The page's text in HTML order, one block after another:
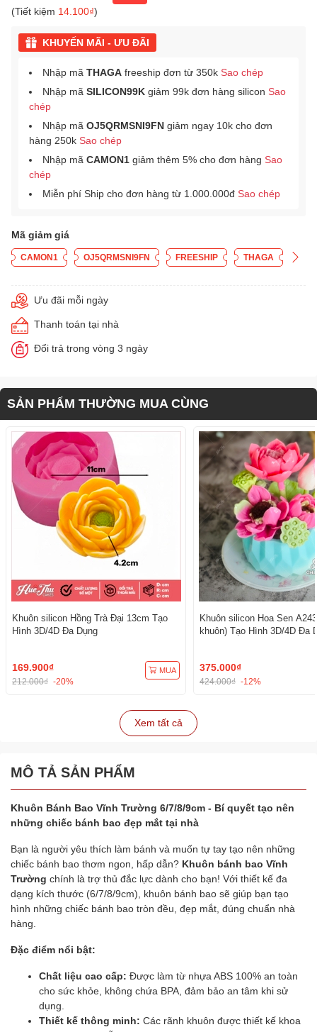
(Tiết kiệm 14.100₫)
KHUYẾN MÃI - ƯU ĐÃI
Nhập mã THAGA freeship đơn từ 350k Sao chép
Nhập mã SILICON99K giảm 99k đơn hàng silicon Sao
chép
Nhập mã OJ5QRMSNI9FN giảm ngay 10k cho đơn
hàng 250k Sao chép
Nhập mã CAMON1 giảm thêm 5% cho đơn hàng Sao
chép
Miễn phí Ship cho đơn hàng từ 1.000.000đ Sao chép
Mã giảm giá
CAMON1 OJ5QRMSNI9FN FREESHIP THAGA
Ưu đãi mỗi ngày
Thanh toán tại nhà
Đổi trả trong vòng 3 ngày
SẢN PHẨM THƯỜNG MUA CÙNG
Khuôn silicon Hồng Trà Đại 13cm Tạo
Hình 3D/4D Đa Dụng
169.900₫
212.000₫ -20%
MUA
Khuôn silicon Hoa Sen
khuôn) Tạo Hình 3D/4D Đa
375.000₫
424.000₫ -12%
Xem tất cả
MÔ TẢ SẢN PHẨM
Khuôn Bánh Bao Vĩnh Trường 6/7/8/9cm - Bí quyết tạo nên
những chiếc bánh bao đẹp mắt tại nhà
Bạn là người yêu thích làm bánh và muốn tự tay tạo nên những
chiếc bánh bao thơm ngon, hấp dẫn? Khuôn bánh bao Vĩnh
Trường chính là trợ thủ đắc lực dành cho bạn! Với thiết kế đa
dạng kích thước (6/7/8/9cm), khuôn bánh bao sẽ giúp bạn tạo
hình những chiếc bánh bao tròn đều, đẹp mắt, đúng chuẩn nhà
hàng.
Đặc điểm nổi bật:
Chất liệu cao cấp: Được làm từ nhựa ABS 100% an toàn
cho sức khỏe, không chứa BPA, đảm bảo an tâm khi sử
dụng.
Thiết kế thông minh: Các rãnh khuôn được thiết kế khoa